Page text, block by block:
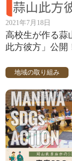
2021年7月18日
高校生が作る蒜
此方彼方」公開
地域の取り組み